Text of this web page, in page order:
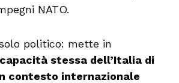
NATO.
politico: mette in
stessa dell’Italia di
contesto internazionale